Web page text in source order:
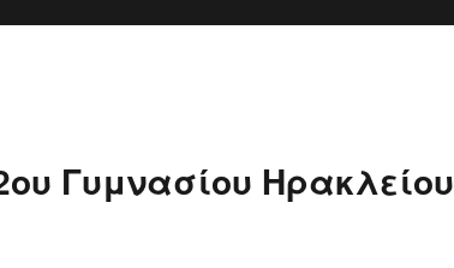
Γυμνασίου Ηρακλείου